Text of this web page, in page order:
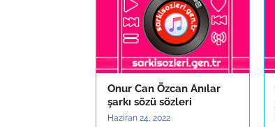
Onur Can Özcan Anılar
şarkı sözü sözleri
Haziran 24, 2022